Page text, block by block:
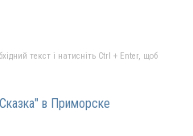
текст і натисніть Ctrl + Enter, щоб
в Приморске